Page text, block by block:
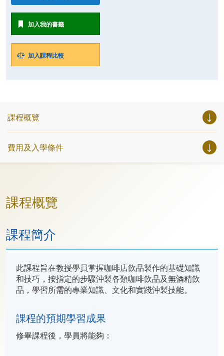
加入我的書籤
加入課程比較
課程概覽
費用及入學條件
課程概覽
課程簡介
此課程旨在教授學員掌握咖啡店飲品製作的基礎知識
和技巧，按指定的步驟沖製各類咖啡飲品及無酒精飲
品，學習所需的專業知識、文化和實踐沖製技能。
課程的預期學習成果
修畢課程後，學員將能夠：